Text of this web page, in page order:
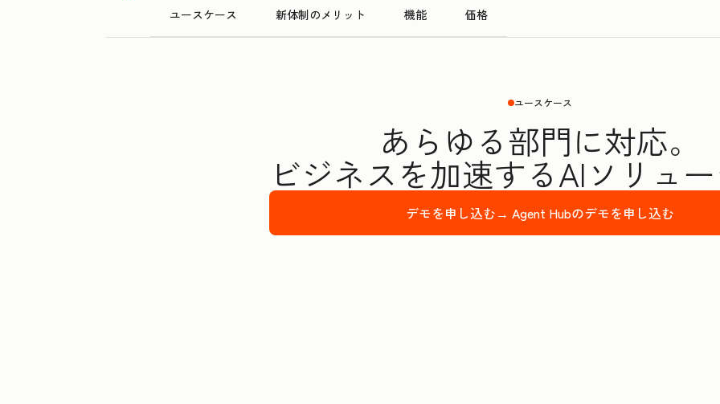
ユースケース 新体制のメリット 機能 価格
ユースケース
あらゆる部門に対応。
ビジネスを加速するAIソリュ
デモを申し込む→ Agent Hubのデモを申し込む